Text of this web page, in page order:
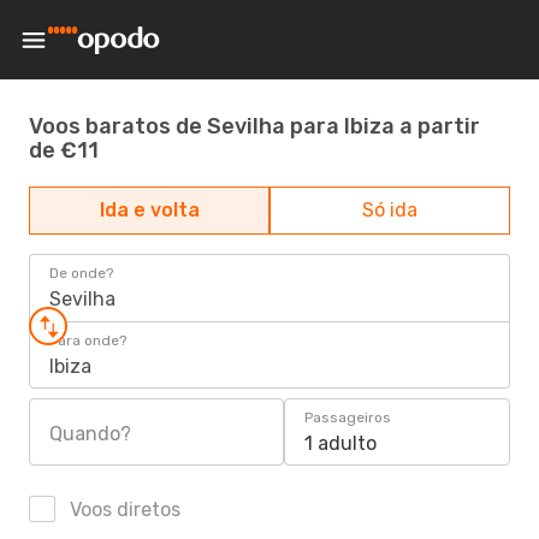
Voos baratos de Sevilha para Ibiza a partir
de €11
Ida e volta Só ida
De onde?
Sevilha
Para onde?
Ibiza
Quando?
Passageiros
1 adulto
Voos diretos